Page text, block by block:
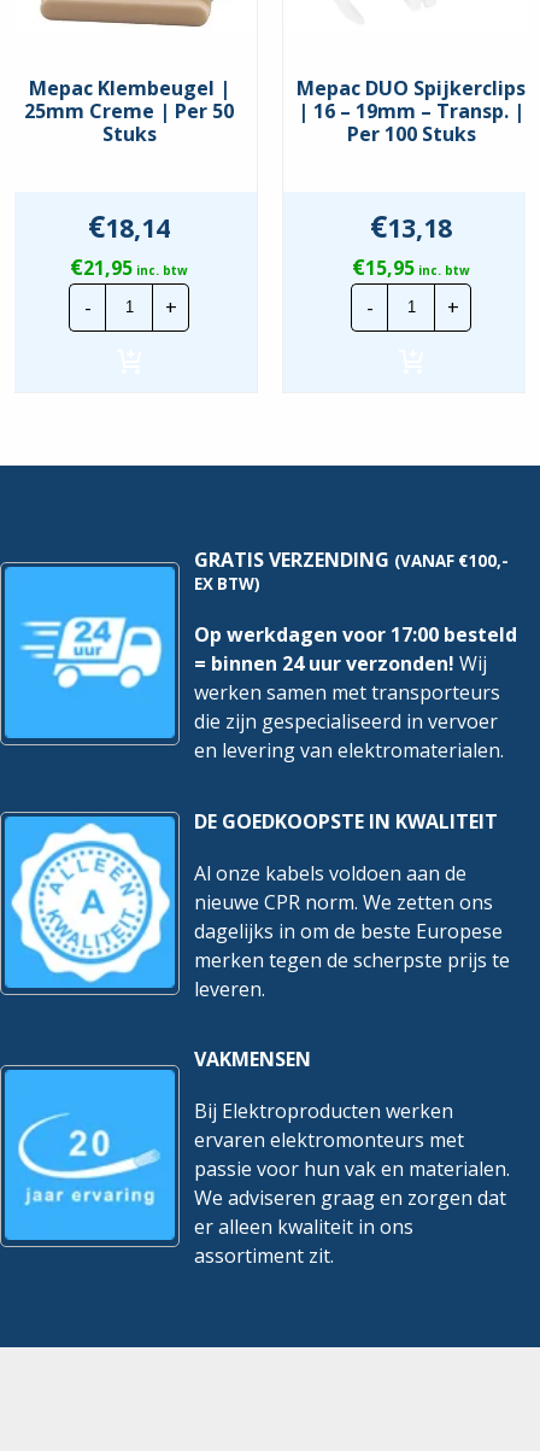
Mepac Klembeugel |
25mm Creme | Per 50
Stuks
€18,14
€21,95 inc. btw
-
Mepac
Klembeugel
|
hoeveelheid
+
Mepac DUO Spijkerclips
| 16 – 19mm – Transp. |
Per 100 Stuks
€13,18
€15,95 inc. btw
-
Mepac
DUO
Spijkerclips
|
+
GRATIS VERZENDING (VANAF €100,-
EX BTW)
Op werkdagen voor 17:00 besteld
= binnen 24 uur verzonden! Wij
werken samen met transporteurs
die zijn gespecialiseerd in vervoer
en levering van elektromaterialen.
DE GOEDKOOPSTE IN KWALITEIT
Al onze kabels voldoen aan de
nieuwe CPR norm. We zetten ons
dagelijks in om de beste Europese
merken tegen de scherpste prijs te
leveren.
VAKMENSEN
Bij Elektroproducten werken
ervaren elektromonteurs met
passie voor hun vak en materialen.
We adviseren graag en zorgen dat
er alleen kwaliteit in ons
assortiment zit.